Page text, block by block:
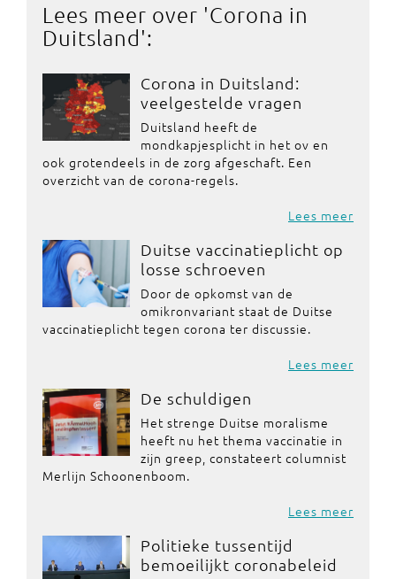
Lees meer over 'Corona in
Duitsland':
Corona in Duitsland:
veelgestelde vragen
Duitsland heeft de
mondkapjesplicht in het ov en
ook grotendeels in de zorg afgeschaft. Een
overzicht van de corona-regels.
Lees meer
Duitse vaccinatieplicht op
losse schroeven
Door de opkomst van de
omikronvariant staat de Duitse
vaccinatieplicht tegen corona ter discussie.
Lees meer
De schuldigen
Het strenge Duitse moralisme
heeft nu het thema vaccinatie in
zijn greep, constateert columnist
Merlijn Schoonenboom.
Lees meer
Politieke tussentijd
bemoeilijkt coronabeleid